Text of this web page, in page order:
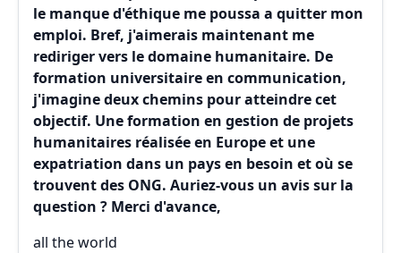
le manque d'éthique me poussa a quitter mon
emploi. Bref, j'aimerais maintenant me
rediriger vers le domaine humanitaire. De
formation universitaire en communication,
j'imagine deux chemins pour atteindre cet
objectif. Une formation en gestion de projets
humanitaires réalisée en Europe et une
expatriation dans un pays en besoin et où se
trouvent des ONG. Auriez-vous un avis sur la
question ? Merci d'avance,
all the world